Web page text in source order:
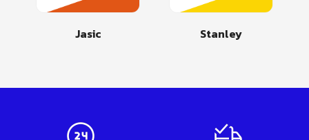
Jasic Stanley